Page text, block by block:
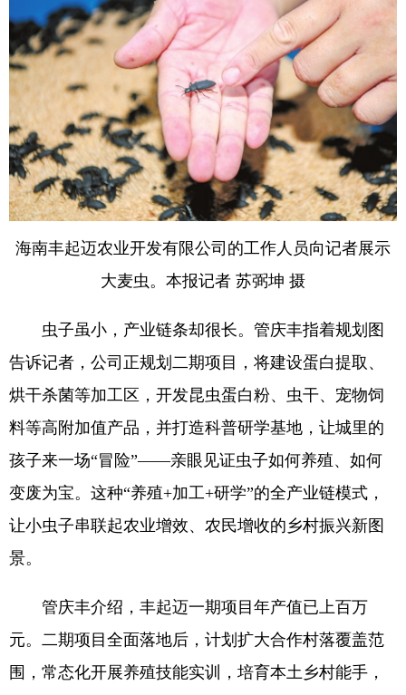
海南丰起迈农业开发有限公司的工作人员向记者展示
大麦虫。本报记者 苏弼坤 摄
虫子虽小，产业链条却很长。管庆丰指着规划图
告诉记者，公司正规划二期项目，将建设蛋白提取、
烘干杀菌等加工区，开发昆虫蛋白粉、虫干、宠物饲
料等高附加值产品，并打造科普研学基地，让城里的
孩子来一场“冒险”——亲眼见证虫子如何养殖、如何
变废为宝。这种“养殖+加工+研学”的全产业链模式，
让小虫子串联起农业增效、农民增收的乡村振兴新图
景。
管庆丰介绍，丰起迈一期项目年产值已上百万
元。二期项目全面落地后，计划扩大合作村落覆盖范
围，常态化开展养殖技能实训，培育本土乡村能手，